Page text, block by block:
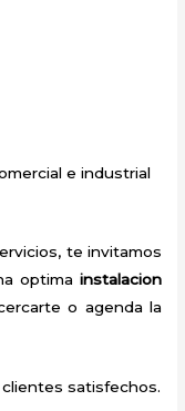
e industrial
te invitamos
optima instalacion
o agenda la
satisfechos.